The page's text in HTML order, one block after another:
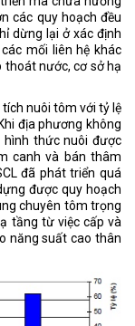
các quy hoạch đều
dừng lại ở xác định
mối liên hệ khác
thoát nước, cơ sở hạ
nuôi tôm với tỷ lệ
địa phương không
thức nuôi được
canh và bán thâm
đã phát triển quá
được quy hoạch
chuyên tôm trọng
tầng từ việc cấp và
năng suất cao thân